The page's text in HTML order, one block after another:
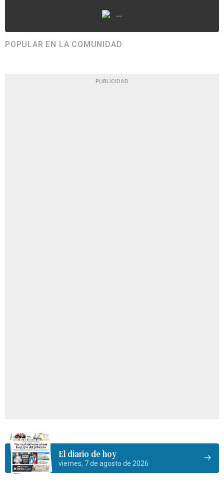
...
POPULAR EN LA COMUNIDAD
PUBLICIDAD
El diario de hoy
viernes, 7 de agosto de 2026